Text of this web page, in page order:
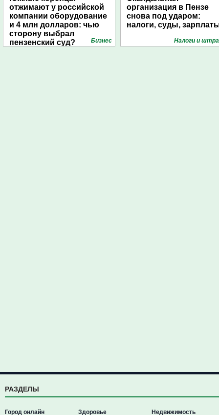
отжимают у российской
компании оборудование
и 4 млн долларов: чью
сторону выбрал
пензенский суд?
Бизнес
организация в Пензе
снова под ударом:
налоги, суды,
Налоги и
РАЗДЕЛЫ
Город онлайн Здоровье Недвижимость